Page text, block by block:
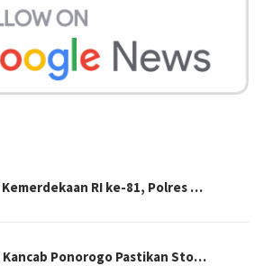
RI ke-81, Polres …
Kancab Ponorogo Pastikan Sto…